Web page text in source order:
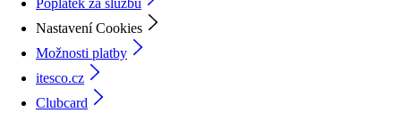
Poplatek za službu
Nastavení Cookies
Možnosti platby
itesco.cz
Clubcard